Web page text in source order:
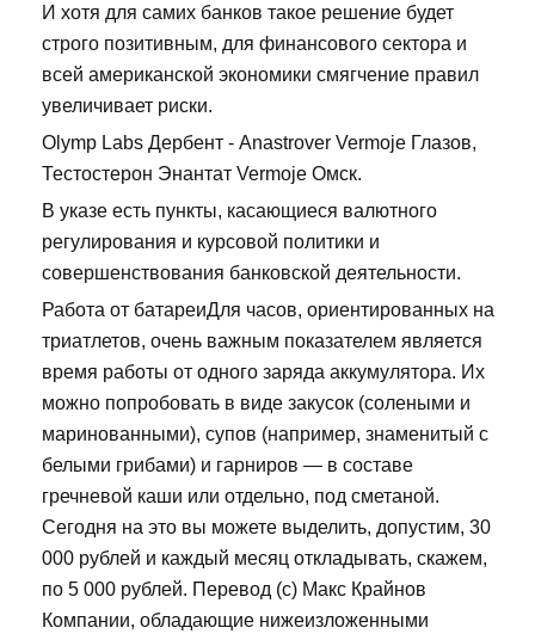
И хотя для самих банков такое решение будет
строго позитивным, для финансового сектора и
всей американской экономики смягчение правил
увеличивает риски.
Olymp Labs Дербент - Anastrover Vermoje Глазов,
Тестостерон Энантат Vermoje Омск.
В указе есть пункты, касающиеся валютного
регулирования и курсовой политики и
совершенствования банковской деятельности.
Работа от батареиДля часов, ориентированных на
триатлетов, очень важным показателем является
время работы от одного заряда аккумулятора. Их
можно попробовать в виде закусок (солеными и
маринованными), супов (например, знаменитый с
белыми грибами) и гарниров — в составе
гречневой каши или отдельно, под сметаной.
Сегодня на это вы можете выделить, допустим, 30
000 рублей и каждый месяц откладывать, скажем,
по 5 000 рублей. Перевод (с) Макс Крайнов
Компании, обладающие нижеизложенными